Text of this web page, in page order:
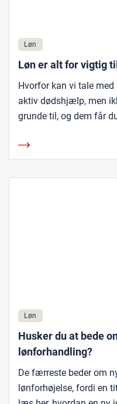
Løn
Løn er alt for vigtig
Hvorfor kan vi tale
aktiv dødshjælp, men
grunde til, og dem får
Løn
Husker du at bede
lønforhandling?
De færreste beder om
lønforhøjelse, fordi en